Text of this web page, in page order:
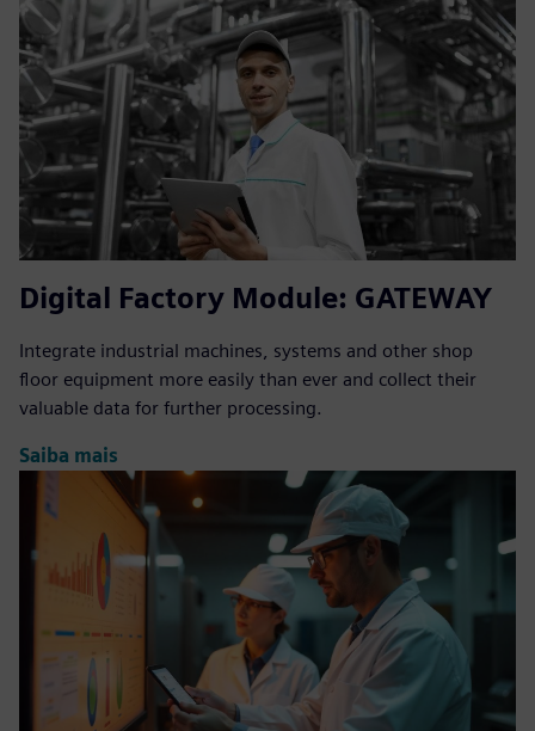
Digital Factory Module: GATEWAY
Integrate industrial machines, systems and other shop
floor equipment more easily than ever and collect their
valuable data for further processing.
Saiba mais